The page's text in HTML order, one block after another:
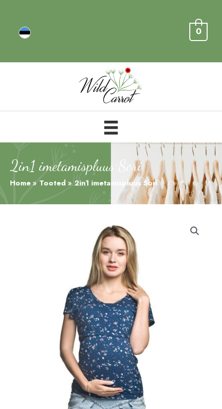
0
2in1 imetamispluus Sori
Home Tooted 2in1 imetamispluus Sori